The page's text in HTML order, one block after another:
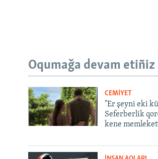
Oqumağa devam etiñiz
CEMİYET
"Er şeyni eki
Seferberlik
kene